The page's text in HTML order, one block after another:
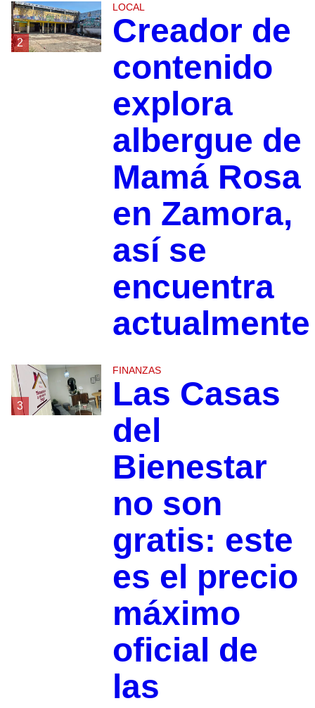
2
LOCAL
Creador de
contenido
explora
albergue de
Mamá Rosa
en Zamora,
así se
encuentra
actualmente
3
FINANZAS
Las Casas
del
Bienestar
no son
gratis: este
es el precio
máximo
oficial de
las